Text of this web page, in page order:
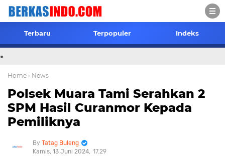
Terbaru Terpopuler Indeks
.
Home › News
Polsek Muara Tami Serahkan 2
SPM Hasil Curanmor Kepada
Pemiliknya
Tatag Buleng
Kamis, 13 Juni 2024 17.29